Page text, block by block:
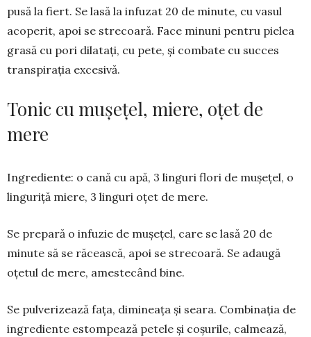
pusă la fiert. Se lasă la infuzat 20 de minute, cu vasul
acoperit, apoi se strecoară. Face mi­nuni pentru pielea
grasă cu pori dila­tați, cu pete, și combate cu succes
trans­pirația excesivă.
Tonic cu mușețel, miere, oțet de
mere
Ingrediente: o cană cu apă, 3 lin­guri flori de mușețel, o
linguriță mie­re, 3 linguri oțet de mere.
Se prepară o infuzie de mușețel, care se lasă 20 de
minute să se ră­ceasc­ă, apoi se strecoară. Se adaugă
oțetul de mere, amestecând bine.
Se pulverizează fața, dimineața și seara. Combinația de
ingrediente es­tompează petele și coșurile, calmea­ză,